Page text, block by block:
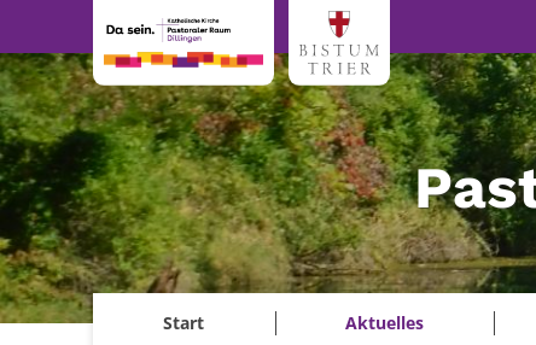
Zum Inhalt springen
Start Aktuelles